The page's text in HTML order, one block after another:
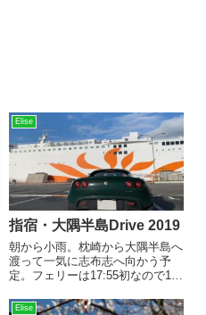
Elise
指宿・大隅半島Drive 2019
朝から小雨。枕崎から大隅半島へ
渡って一気に志布志へ向かう予
定。フェリーは17:55初なので16
発のフェリーは10時の次は13時
Elise